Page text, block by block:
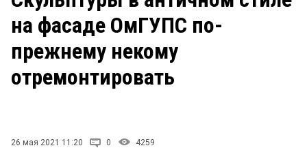
ЗАКОН
НОВОСТИ КОМПАНИЙ Блоги
на фасаде ОмГУПС по-
прежнему некому
отремонтировать
26 мая 2021 11:20 0 4259